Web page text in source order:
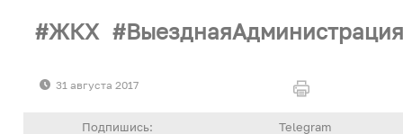
ЖКХ
31 августа 2017